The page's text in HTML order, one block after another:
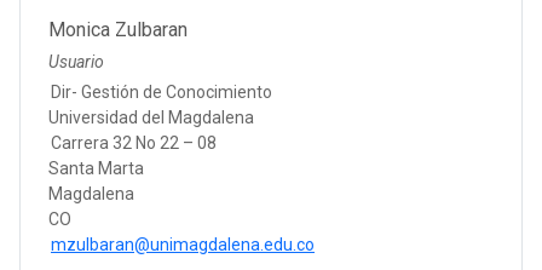
Monica Zulbaran
Usuario
Dir- Gestión de Conocimiento
Universidad del Magdalena
Carrera 32 No 22 – 08
Santa Marta
Magdalena
CO
mzulbaran@unimagdalena.edu.co